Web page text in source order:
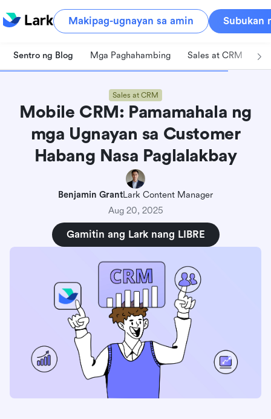
Makipag-ugnayan sa amin Subukan
Sentro ng Blog Mga Paghahambing Sales at CRM
Sales at CRM
Mobile CRM: Pamamahala ng
mga Ugnayan sa Customer
Habang Nasa Paglalakbay
Benjamin GrantLark Content Manager
Aug 20, 2025
Gamitin ang Lark nang LIBRE